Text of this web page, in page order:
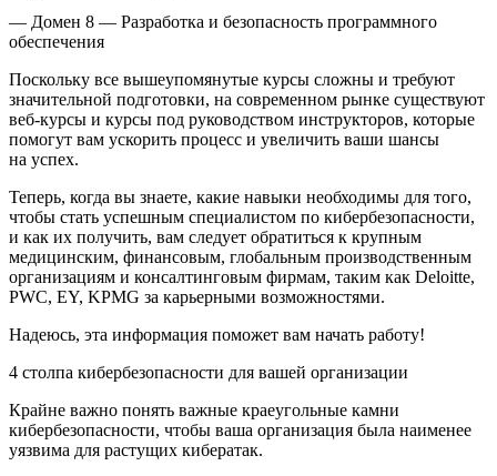
— Домен 8 — Разработка и безопасность программного
обеспечения
Поскольку все вышеупомянутые курсы сложны и требуют
значительной подготовки, на современном рынке существуют
веб-курсы и курсы под руководством инструкторов, которые
помогут вам ускорить процесс и увеличить ваши шансы
на успех.
Теперь, когда вы знаете, какие навыки необходимы для того,
чтобы стать успешным специалистом по кибербезопасности,
и как их получить, вам следует обратиться к крупным
медицинским, финансовым, глобальным производственным
организациям и консалтинговым фирмам, таким как Deloitte,
PWC, EY, KPMG за карьерными возможностями.
Надеюсь, эта информация поможет вам начать работу!
4 столпа кибербезопасности для вашей организации
Крайне важно понять важные краеугольные камни
кибербезопасности, чтобы ваша организация была наименее
уязвима для растущих кибератак.